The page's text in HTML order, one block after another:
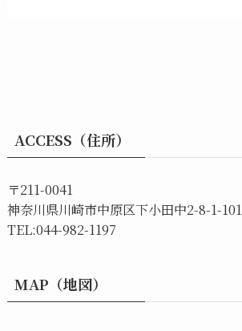
ACCESS（住所）
〒211-0041
神奈川県川崎市中原区下小田中2-8-1-101
TEL:044-982-1197
MAP（地図）